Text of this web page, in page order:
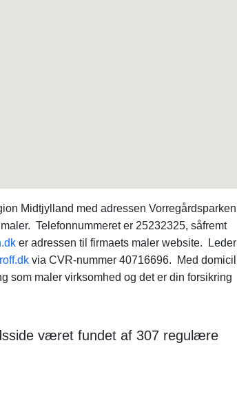
Midtjylland med adressen Vorregårdsparken
Telefonnummeret er 25232325, såfremt
er adressen til firmaets maler website. Leder
via CVR-nummer 40716696. Med domicil
som maler virksomhed og det er din forsikring
været fundet af 307 regulære